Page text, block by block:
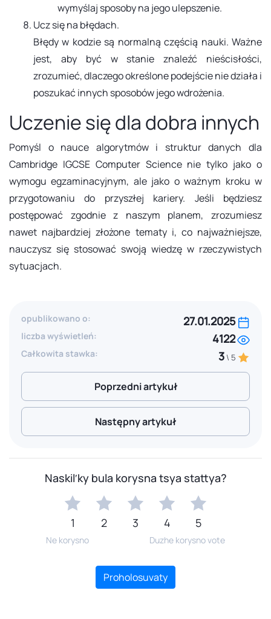
wymyślaj sposoby na jego ulepszenie.
Ucz się na błędach.
Błędy w kodzie są normalną częścią nauki. Ważne
jest, aby być w stanie znaleźć nieścisłości,
zrozumieć, dlaczego określone podejście nie działa i
poszukać innych sposobów jego wdrożenia.
Uczenie się dla dobra innych
Pomyśl o nauce algorytmów i struktur danych dla
Cambridge IGCSE Computer Science nie tylko jako o
wymogu egzaminacyjnym, ale jako o ważnym kroku w
przygotowaniu do przyszłej kariery. Jeśli będziesz
postępować zgodnie z naszym planem, zrozumiesz
nawet najbardziej złożone tematy i, co najważniejsze,
nauczysz się stosować swoją wiedzę w rzeczywistych
sytuacjach.
opublikowano o: 27.01.2025
liczba wyświetleń: 4122
Całkowita stawka: 3 \ 5
Poprzedni artykuł
Następny artykuł
Naskilʹky bula korysna tsya stattya?
1 2 3 4 5
Ne korysno Duzhe korysno vote
Proholosuvaty